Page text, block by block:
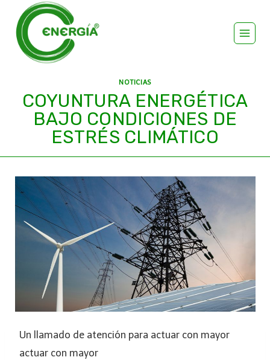
NOTICIAS
COYUNTURA ENERGÉTICA
BAJO CONDICIONES DE
ESTRÉS CLIMÁTICO
Un llamado de atención para actuar con mayor
actuar con mayor